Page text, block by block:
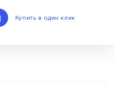
Купить в один клик